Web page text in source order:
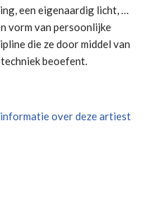
een eigenaardig licht, …
vorm van persoonlijke
die ze door middel van
beoefent.
over deze artiest